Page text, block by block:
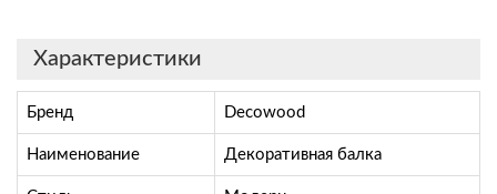
Характеристики
Бренд Decowood
Наименование Декоративная балка